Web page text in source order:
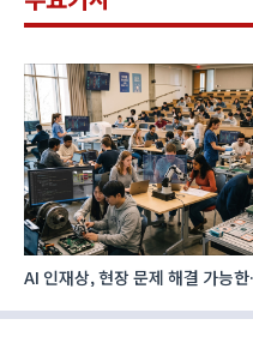
AI 인재상, 현장 문제 해결 가능한